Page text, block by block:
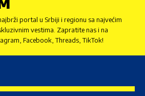
portal u Srbiji i regionu sa najvećim
vestima. Zapratite nas i na
Facebook, Threads, TikTok!